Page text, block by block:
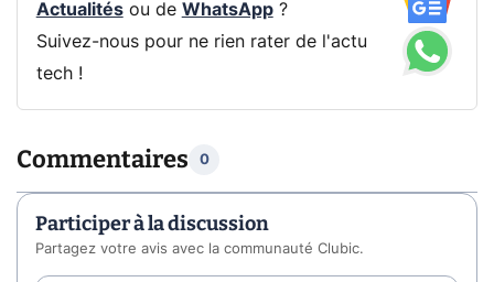
Actualitésou de WhatsApp?
Suivez-nous pour ne rien rater de l'actu
tech !
Commentaires 0
Participer à la discussion
Partagez votre avis avec la communauté Clubic.